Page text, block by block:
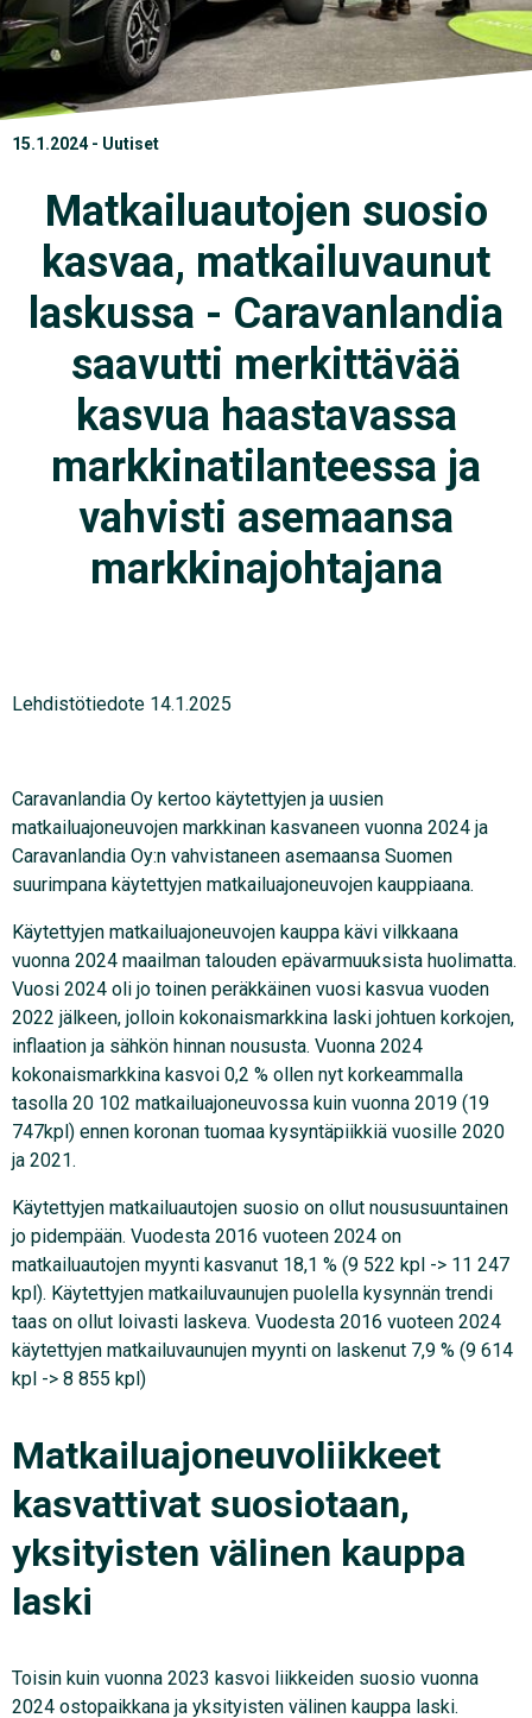
15.1.2024 - Uutiset
Matkailuautojen suosio
kasvaa, matkailuvaunut
laskussa - Caravanlandia
saavutti merkittävää
kasvua haastavassa
markkinatilanteessa ja
vahvisti asemaansa
markkinajohtajana
Lehdistötiedote 14.1.2025
Caravanlandia Oy kertoo käytettyjen ja uusien
matkailuajoneuvojen markkinan kasvaneen vuonna 2024 ja
Caravanlandia Oy:n vahvistaneen asemaansa Suomen
suurimpana käytettyjen matkailuajoneuvojen kauppiaana.
Käytettyjen matkailuajoneuvojen kauppa kävi vilkkaana
vuonna 2024 maailman talouden epävarmuuksista huolimatta.
Vuosi 2024 oli jo toinen peräkkäinen vuosi kasvua vuoden
2022 jälkeen, jolloin kokonaismarkkina laski johtuen korkojen,
inflaation ja sähkön hinnan noususta. Vuonna 2024
kokonaismarkkina kasvoi 0,2 % ollen nyt korkeammalla
tasolla 20 102 matkailuajoneuvossa kuin vuonna 2019 (19
747kpl) ennen koronan tuomaa kysyntäpiikkiä vuosille 2020
ja 2021.
Käytettyjen matkailuautojen suosio on ollut noususuuntainen
jo pidempään. Vuodesta 2016 vuoteen 2024 on
matkailuautojen myynti kasvanut 18,1 % (9 522 kpl -> 11 247
kpl). Käytettyjen matkailuvaunujen puolella kysynnän trendi
taas on ollut loivasti laskeva. Vuodesta 2016 vuoteen 2024
käytettyjen matkailuvaunujen myynti on laskenut 7,9 % (9 614
kpl -> 8 855 kpl)
Matkailuajoneuvoliikkeet
kasvattivat suosiotaan,
yksityisten välinen kauppa
laski
Toisin kuin vuonna 2023 kasvoi liikkeiden suosio vuonna
2024 ostopaikkana ja yksityisten välinen kauppa laski.